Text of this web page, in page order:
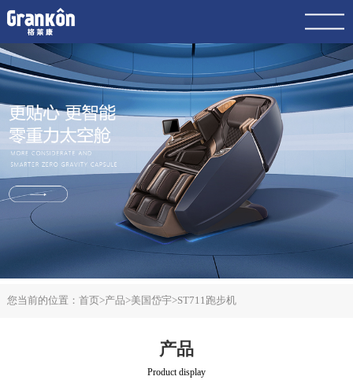
网站首页
品牌
荣泰
4K
产品
动态
联系
您当前的位置： 首页>产品>美国岱宇>ST711跑步机
产品
Product display